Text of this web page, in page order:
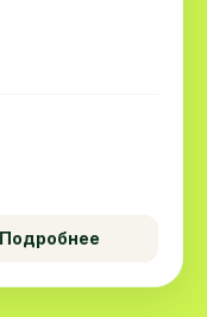
Подробнее